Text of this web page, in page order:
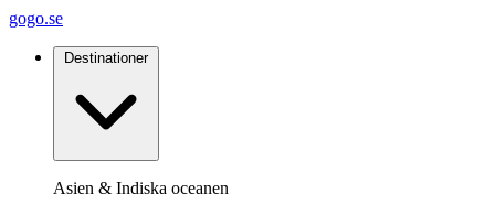
gogo.se
Destinationer
Asien & Indiska oceanen